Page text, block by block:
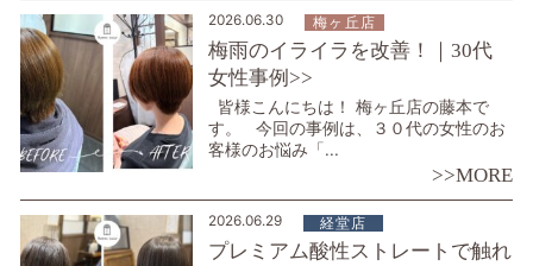
2026.06.30 梅ヶ丘店
梅雨のイライラを改善！｜30代
女性事例>>
皆様こんにちは！ 梅ヶ丘店の藤本で
す。 今回の事例は、３０代の女性のお
客様のお悩み「...
>>MORE
2026.06.29 経堂店
プレミアム酸性ストレートで触れ